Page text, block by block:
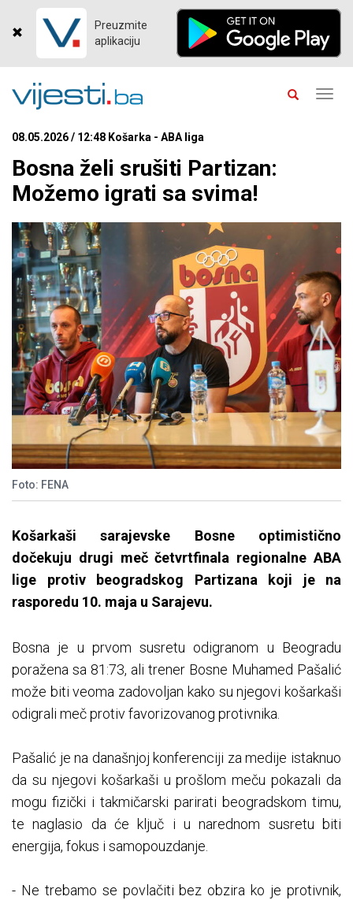
Preuzmite
aplikaciju
08.05.2026 / 12:48 Košarka - ABA liga
Bosna želi srušiti Partizan:
Možemo igrati sa svima!
Foto: FENA
Košarkaši sarajevske Bosne optimistično
dočekuju drugi meč četvrtfinala regionalne ABA
lige protiv beogradskog Partizana koji je na
rasporedu 10. maja u Sarajevu.
Bosna je u prvom susretu odigranom u Beogradu
poražena sa 81:73, ali trener Bosne Muhamed Pašalić
može biti veoma zadovoljan kako su njegovi košarkaši
odigrali meč protiv favorizovanog protivnika.
Pašalić je na današnjoj konferenciji za medije istaknuo
da su njegovi košarkaši u prošlom meču pokazali da
mogu fizički i takmičarski parirati beogradskom timu,
te naglasio da će ključ i u narednom susretu biti
energija, fokus i samopouzdanje.
- Ne trebamo se povlačiti bez obzira ko je protivnik,